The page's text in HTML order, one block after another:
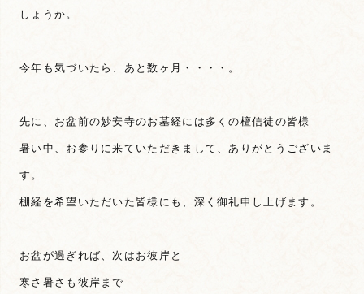
しょうか。
今年も気づいたら、あと数ヶ月・・・・。
先に、お盆前の妙安寺のお墓経には多くの檀信徒の皆様
暑い中、お参りに来ていただきまして、ありがとうございま
す。
棚経を希望いただいた皆様にも、深く御礼申し上げます。
お盆が過ぎれば、次はお彼岸と
寒さ暑さも彼岸まで